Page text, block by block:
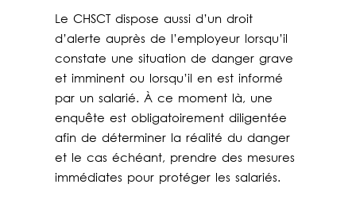
Le CHSCT dispose aussi d’un droit
d’alerte auprès de l’employeur lorsqu’il
constate une situation de danger grave
et imminent ou lorsqu’il en est informé
par un salarié. À ce moment là, une
enquête est obligatoirement diligentée
afin de déterminer la réalité du danger
et le cas échéant, prendre des mesures
immédiates pour protéger les salariés.